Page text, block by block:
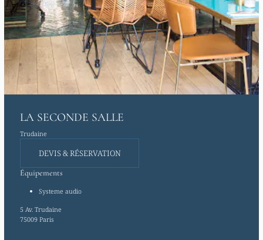
LA SECONDE SALLE
Trudaine
DEVIS & RÉSERVATION
Équipements
Systeme audio
5 Av. Trudaine
75009 Paris